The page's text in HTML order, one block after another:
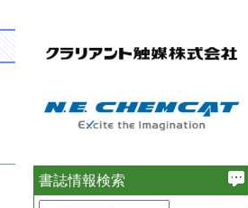
書誌情報検索